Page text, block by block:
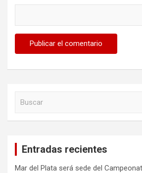
Entradas recientes
Mar del Plata será sede del